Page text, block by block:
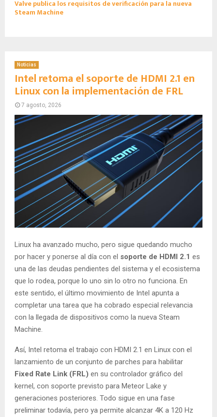
Valve publica los requisitos de verificación para la nueva
Steam Machine
Noticias
Intel retoma el soporte de HDMI 2.1 en
Linux con la implementación de FRL
7 agosto, 2026
Linux ha avanzado mucho, pero sigue quedando mucho
por hacer y ponerse al día con el soporte de HDMI 2.1 es
una de las deudas pendientes del sistema y el ecosistema
que lo rodea, porque lo uno sin lo otro no funciona. En
este sentido, el último movimiento de Intel apunta a
completar una tarea que ha cobrado especial relevancia
con la llegada de dispositivos como la nueva Steam
Machine.
Así, Intel retoma el trabajo con HDMI 2.1 en Linux con el
lanzamiento de un conjunto de parches para habilitar
Fixed Rate Link (FRL) en su controlador gráfico del
kernel, con soporte previsto para Meteor Lake y
generaciones posteriores. Todo sigue en una fase
preliminar todavía, pero ya permite alcanzar 4K a 120 Hz